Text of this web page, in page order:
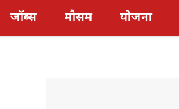
जॉब्स मौसम योजना